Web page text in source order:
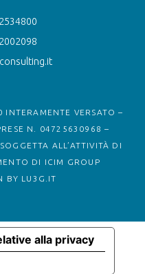
VERSATO –
N. 04725630968 –
ALL’ATTIVITÀ DI
DI ICIM GROUP
BY LU3G.IT
alla privacy